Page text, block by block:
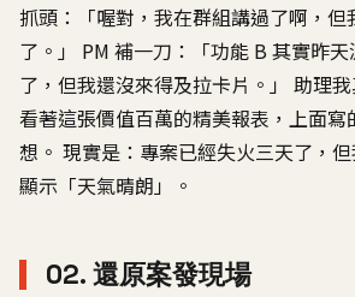
抓頭：「喔對，我在群組講過了啊，但
了。」 PM 補一刀：「功能 B 其實昨
了，但我還沒來得及拉卡片。」 助理
看著這張價值百萬的精美報表，上面寫
想。 現實是：專案已經失火三天了，
顯示「天氣晴朗」。
02. 還原案發現場